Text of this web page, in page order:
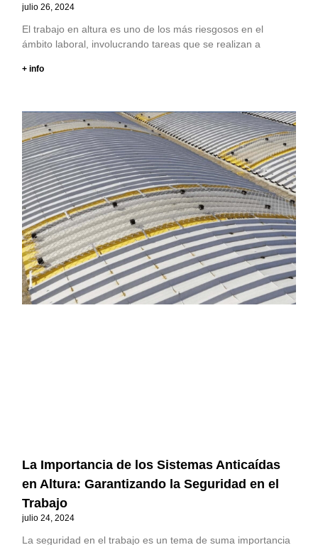
julio 26, 2024
El trabajo en altura es uno de los más riesgosos en el
ámbito laboral, involucrando tareas que se realizan a
+ info
La Importancia de los Sistemas Anticaídas
en Altura: Garantizando la Seguridad en el
Trabajo
julio 24, 2024
La seguridad en el trabajo es un tema de suma importancia